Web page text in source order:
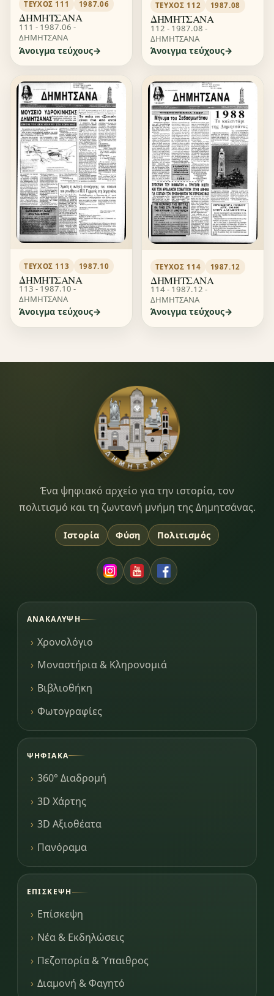
ΤΕΎΧΟΣ 111 1987.06
ΔΗΜΗΤΣΑΝΑ
111 - 1987.06 -
ΔΗΜΗΤΣΑΝΑ
Άνοιγμα τεύχους
ΤΕΎΧΟΣ 112 1987.08
ΔΗΜΗΤΣΑΝΑ
112 - 1987.08 -
ΔΗΜΗΤΣΑΝΑ
Άνοιγμα τεύχους
ΤΕΎΧΟΣ 113 1987.10
ΔΗΜΗΤΣΑΝΑ
113 - 1987.10 -
ΔΗΜΗΤΣΑΝΑ
Άνοιγμα τεύχους
ΤΕΎΧΟΣ 114 1987.12
ΔΗΜΗΤΣΑΝΑ
114 - 1987.12 -
ΔΗΜΗΤΣΑΝΑ
Άνοιγμα τεύχους
Dimitsana.gr
Ένα ψηφιακό αρχείο για την ιστορία, τον
πολιτισμό και τη ζωντανή μνήμη της Δημητσάνας.
Ιστορία Φύση Πολιτισμός
ΑΝΑΚΆΛΥΨΗ
Χρονολόγιο
Μοναστήρια & Κληρονομιά
Βιβλιοθήκη
Φωτογραφίες
ΨΗΦΙΑΚΆ
360° Διαδρομή
3D Χάρτης
3D Αξιοθέατα
Πανόραμα
ΕΠΊΣΚΕΨΗ
Επίσκεψη
Νέα & Εκδηλώσεις
Πεζοπορία & Ύπαιθρος
Διαμονή & Φαγητό